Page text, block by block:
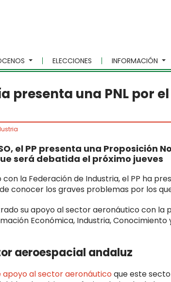
ELECCIONES INFORMACIÓN
presenta una PNL por
el PP presenta una Proposición
será debatida el próximo jueves
la Federación de Industria, el PP ha
conocer los graves problemas por los
su apoyo al sector aeronáutico con la
Económica, Industria, Conocimiento
aeroespacial andaluz
apoyo al sector aeronáuticoque este